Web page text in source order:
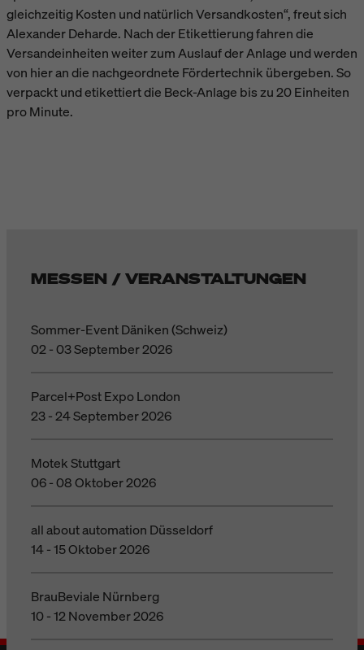
gleichzeitig Kosten und natürlich Versandkosten“, freut sich
Alexander Deharde. Nach der Etikettierung fahren die
Versandeinheiten weiter zum Auslauf der Anlage und werden
von hier an die nachgeordnete Fördertechnik übergeben. So
verpackt und etikettiert die Beck-Anlage bis zu 20 Einheiten
pro Minute.
MESSEN / VERANSTALTUNGEN
Sommer-Event Däniken (Schweiz)
02 - 03 September 2026
Parcel+Post Expo London
23 - 24 September 2026
Motek Stuttgart
06 - 08 Oktober 2026
all about automation Düsseldorf
14 - 15 Oktober 2026
BrauBeviale Nürnberg
10 - 12 November 2026